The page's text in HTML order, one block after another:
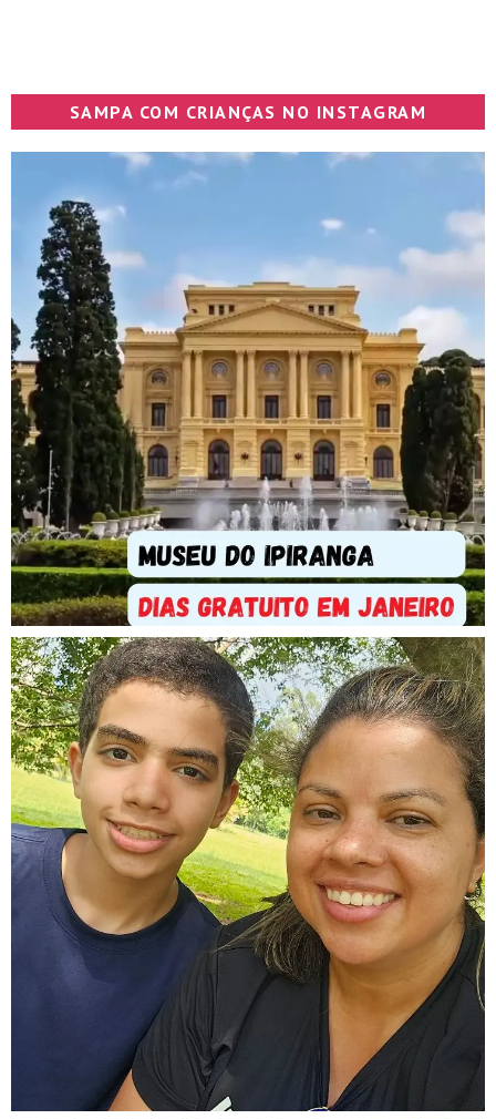
SAMPA COM CRIANÇAS NO INSTAGRAM